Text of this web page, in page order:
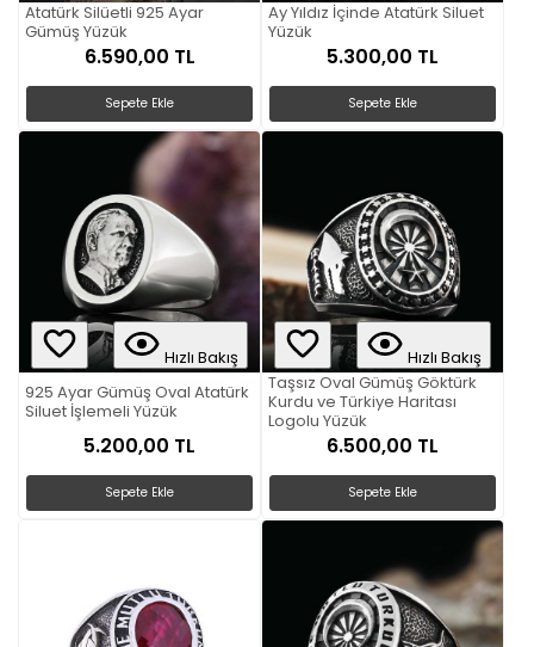
Atatürk Silüetli 925 Ayar
Gümüş Yüzük
6.590,00 TL
Sepete Ekle
Ay Yıldız İçinde Atatürk Siluet
Yüzük
5.300,00 TL
Sepete Ekle
Hızlı Bakış
925 Ayar Gümüş Oval Atatürk
Siluet İşlemeli Yüzük
5.200,00 TL
Sepete Ekle
Hızlı Bakış
Taşsız Oval Gümüş Göktürk
Kurdu ve Türkiye Haritası
Logolu Yüzük
6.500,00 TL
Sepete Ekle